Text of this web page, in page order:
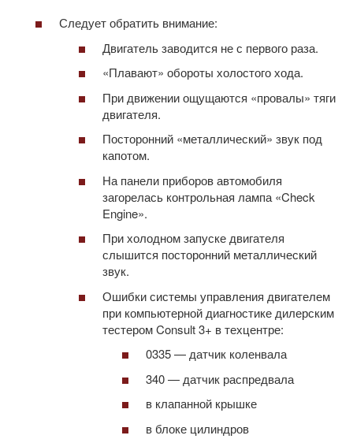
Следует обратить внимание:
Двигатель заводится не с первого раза.
«Плавают» обороты холостого хода.
При движении ощущаются «провалы» тяги
двигателя.
Посторонний «металлический» звук под
капотом.
На панели приборов автомобиля
загорелась контрольная лампа «Check
Engine».
При холодном запуске двигателя
слышится посторонний металлический
звук.
Ошибки системы управления двигателем
при компьютерной диагностике дилерским
тестером Consult 3+ в техцентре:
0335 — датчик коленвала
340 — датчик распредвала
в клапанной крышке
в блоке цилиндров